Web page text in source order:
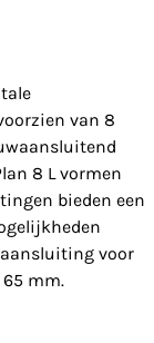
van 8
8 L vormen
bieden een
voor
mm.